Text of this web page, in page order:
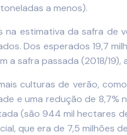
a menos).
estimativa da safra
Dos esperados 19,7
a safra passada (2018/
culturas de verão,
e uma redução de
(são 944 mil hectares
que era de 7,5 milhões